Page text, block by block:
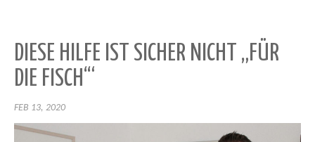
DIESE HILFE IST SICHER NICHT „FÜR
DIE FISCH‘“
FEB 13, 2020